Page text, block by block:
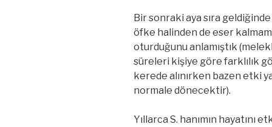
Bir sonraki aya sıra
öfke halinden de eser
oturduğunu anlamıştık
süreleri kişiye göre farklılık
kerede alınırken bazen etki
normale dönecektir).
Yıllarca S. hanımın hayatını